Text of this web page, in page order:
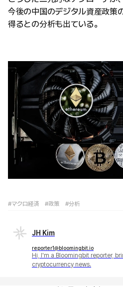
今後の中国のデジタル資産政策
得るとの分析も出ている。
#マクロ経済 #政策 #分析
JH Kim
reporter1@bloomingbit.io
Hi, I'm a Bloomingbit reporter,
cryptocurrency news.